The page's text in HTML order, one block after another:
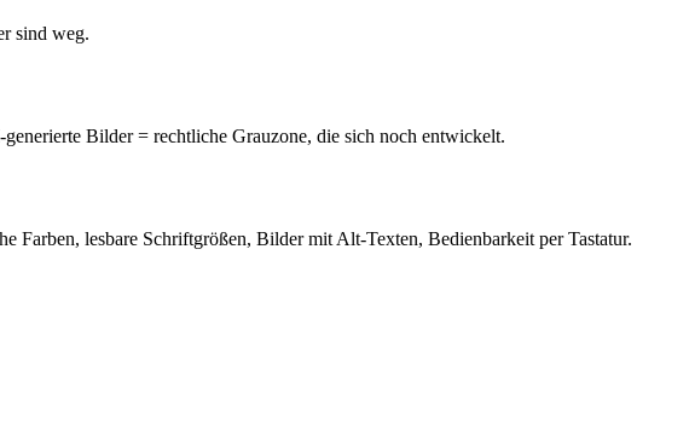
sind weg.
Bilder = rechtliche Grauzone, die sich noch entwickelt.
Farben, lesbare Schriftgrößen, Bilder mit Alt-Texten, Bedienbarkeit per Tastatur.